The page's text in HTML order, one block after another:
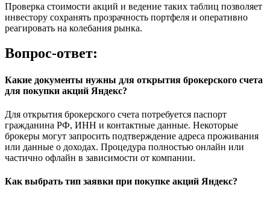
Проверка стоимости акций и ведение таких таблиц позволяет
инвестору сохранять прозрачность портфеля и оперативно
реагировать на колебания рынка.
Вопрос-ответ:
Какие документы нужны для открытия брокерского счета
для покупки акций Яндекс?
Для открытия брокерского счета потребуется паспорт
гражданина РФ, ИНН и контактные данные. Некоторые
брокеры могут запросить подтверждение адреса проживания
или данные о доходах. Процедура полностью онлайн или
частично офлайн в зависимости от компании.
Как выбрать тип заявки при покупке акций Яндекс?